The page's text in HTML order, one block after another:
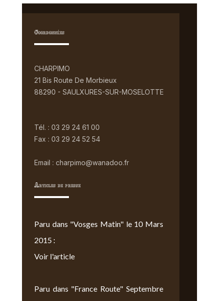
Coordonnées
CHARPIMO
21 Bis Route De Morbieux
88290 - SAULXURES-SUR-MOSELOTTE
Tél. : 03 29 24 61 00
Fax : 03 29 24 52 54
Email : charpimo@wanadoo.fr
Articles de presse
Paru dans "Vosges Matin" le 10 Mars
2015 :
Voir l'article
Paru dans "France Route" Septembre